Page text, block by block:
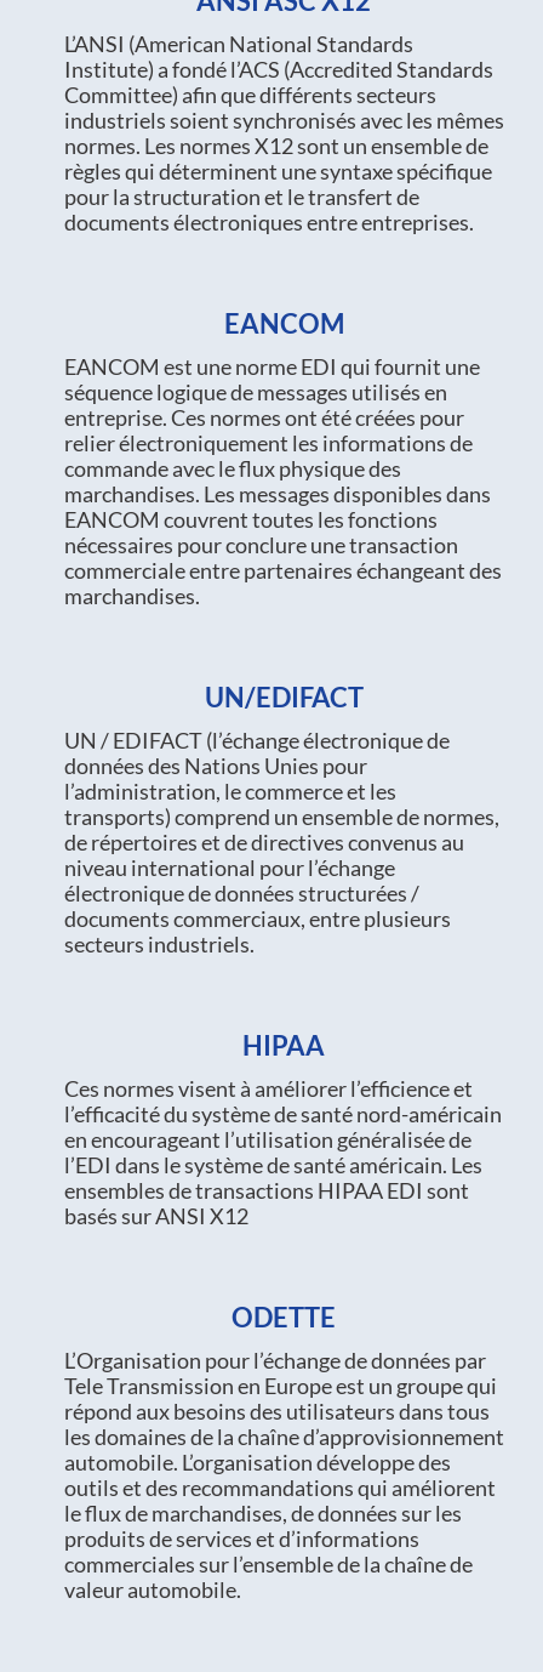
L’ANSI (American National Standards
Institute) a fondé l’ACS (Accredited Standards
Committee) afin que différents secteurs
industriels soient synchronisés avec les mêmes
normes. Les normes X12 sont un ensemble de
règles qui déterminent une syntaxe spécifique
pour la structuration et le transfert de
documents électroniques entre entreprises.
EANCOM
EANCOM est une norme EDI qui fournit une
séquence logique de messages utilisés en
entreprise. Ces normes ont été créées pour
relier électroniquement les informations de
commande avec le flux physique des
marchandises. Les messages disponibles dans
EANCOM couvrent toutes les fonctions
nécessaires pour conclure une transaction
commerciale entre partenaires échangeant des
marchandises.
UN/EDIFACT
UN / EDIFACT (l’échange électronique de
données des Nations Unies pour
l’administration, le commerce et les
transports) comprend un ensemble de normes,
de répertoires et de directives convenus au
niveau international pour l’échange
électronique de données structurées /
documents commerciaux, entre plusieurs
secteurs industriels.
HIPAA
Ces normes visent à améliorer l’efficience et
l’efficacité du système de santé nord-américain
en encourageant l’utilisation généralisée de
l’EDI dans le système de santé américain. Les
ensembles de transactions HIPAA EDI sont
basés sur ANSI X12
ODETTE
L’Organisation pour l’échange de données par
Tele Transmission en Europe est un groupe qui
répond aux besoins des utilisateurs dans tous
les domaines de la chaîne d’approvisionnement
automobile. L’organisation développe des
outils et des recommandations qui améliorent
le flux de marchandises, de données sur les
produits de services et d’informations
commerciales sur l’ensemble de la chaîne de
valeur automobile.